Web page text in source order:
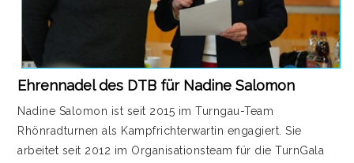
Ehrennadel des DTB für Nadine Salomon
Nadine Salomon ist seit 2015 im Turngau-Team
Rhönradturnen als Kampfrichterwartin engagiert. Sie
arbeitet seit 2012 im Organisationsteam für die TurnGala